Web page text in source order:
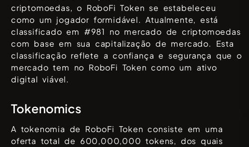
criptomoedas, o RoboFi Token se estabeleceu
como um jogador formidável. Atualmente, está
classificado em #981 no mercado de criptomoedas
com base em sua capitalização de mercado. Esta
classificação reflete a confiança e segurança que o
mercado tem no RoboFi Token como um ativo
digital viável.
Tokenomics
A tokenomia de RoboFi Token consiste em uma
oferta total de 600,000,000 tokens, dos quais